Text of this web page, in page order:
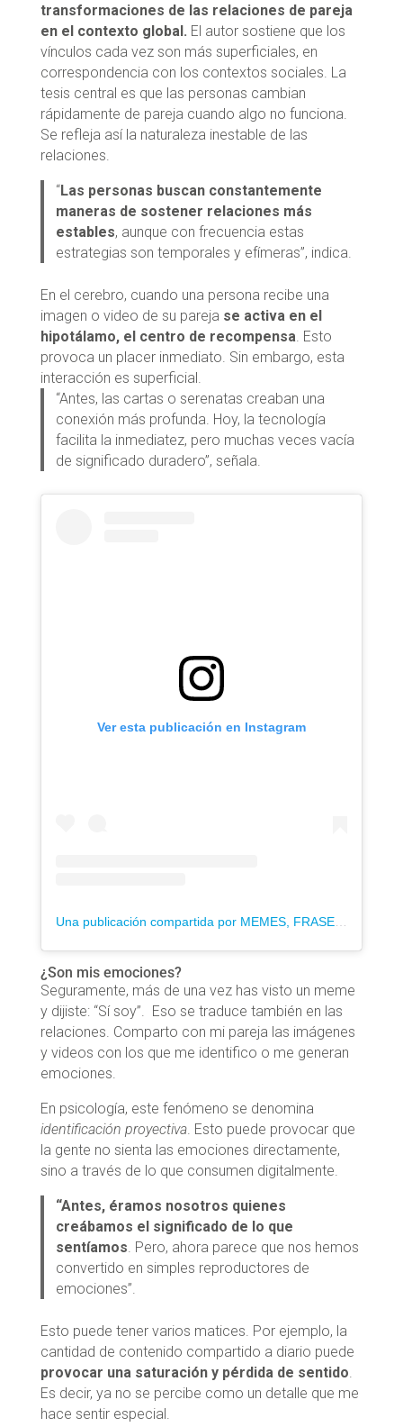
transformaciones de las relaciones de pareja
en el contexto global. El autor sostiene que los
vínculos cada vez son más superficiales, en
correspondencia con los contextos sociales. La
tesis central es que las personas cambian
rápidamente de pareja cuando algo no funciona.
Se refleja así la naturaleza inestable de las
relaciones.
“Las personas buscan constantemente
maneras de sostener relaciones más
estables, aunque con frecuencia estas
estrategias son temporales y efímeras”, indica.
En el cerebro, cuando una persona recibe una
imagen o video de su pareja se activa en el
hipotálamo, el centro de recompensa. Esto
provoca un placer inmediato. Sin embargo, esta
interacción es superficial.
“Antes, las cartas o serenatas creaban una
conexión más profunda. Hoy, la tecnología
facilita la inmediatez, pero muchas veces vacía
de significado duradero”, señala.
Ver esta publicación en Instagram
Una publicación compartida por MEMES, FRASES, PAREJAS, AMOR 🔥 (@novia_toxicaa)
¿Son mis emociones?
Seguramente, más de una vez has visto un meme
y dijiste: “Sí soy”. Eso se traduce también en las
relaciones. Comparto con mi pareja las imágenes
y videos con los que me identifico o me generan
emociones.
En psicología, este fenómeno se denomina
identificación proyectiva. Esto puede provocar que
la gente no sienta las emociones directamente,
sino a través de lo que consumen digitalmente.
“Antes, éramos nosotros quienes
creábamos el significado de lo que
sentíamos . Pero, ahora parece que nos hemos
convertido en simples reproductores de
emociones”.
Esto puede tener varios matices. Por ejemplo, la
cantidad de contenido compartido a diario puede
provocar una saturación y pérdida de sentido.
Es decir, ya no se percibe como un detalle que me
hace sentir especial.